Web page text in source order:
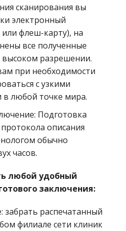
сканирования вы
электронный
или флеш-карту), на
все полученные
высоком разрешении.
при необходимости
с узкими
в любой точке мира.
Подготовка
описания
обычно
часов.
любой удобный
заключения:
забрать распечатанный
филиале сети клиник